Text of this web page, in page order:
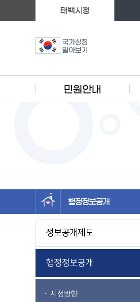
국가상징
알아보기
태백시청
민원안내
행정정보공개
왼쪽메뉴
정보공개제도
행정정보공개
시정방향